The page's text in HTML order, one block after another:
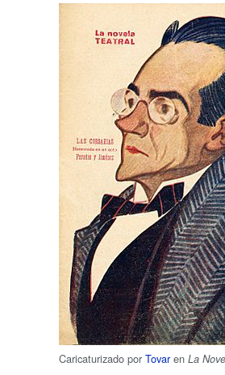
Caricaturizado por Tovaren La